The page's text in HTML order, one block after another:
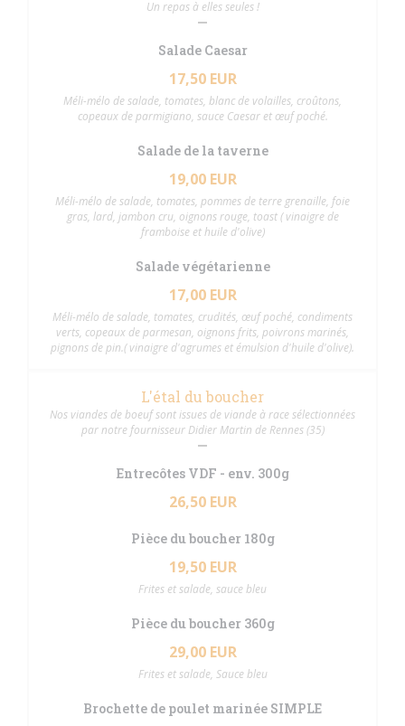
Un repas à elles seules !
Salade Caesar
17,50 EUR
Méli-mélo de salade, tomates, blanc de volailles, croûtons,
copeaux de parmigiano, sauce Caesar et œuf poché.
Salade de la taverne
19,00 EUR
Méli-mélo de salade, tomates, pommes de terre grenaille, foie
gras, lard, jambon cru, oignons rouge, toast ( vinaigre de
framboise et huile d'olive)
Salade végétarienne
17,00 EUR
Méli-mélo de salade, tomates, crudités, œuf poché, condiments
verts, copeaux de parmesan, oignons frits, poivrons marinés,
pignons de pin.( vinaigre d'agrumes et émulsion d'huile d'olive).
L'étal du boucher
Nos viandes de boeuf sont issues de viande à race sélectionnées
par notre fournisseur Didier Martin de Rennes (35)
Entrecôtes VDF - env. 300g
26,50 EUR
Pièce du boucher 180g
19,50 EUR
Frites et salade, sauce bleu
Pièce du boucher 360g
29,00 EUR
Frites et salade, Sauce bleu
Brochette de poulet marinée SIMPLE